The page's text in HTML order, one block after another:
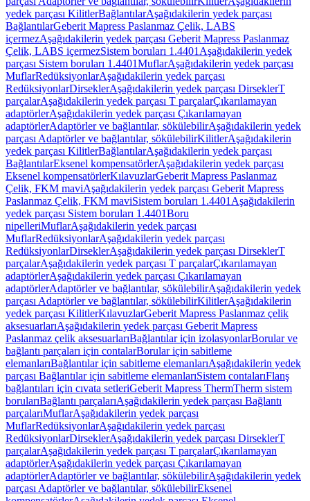
yedek parçası KilitlerBağlantılarAşağıdakilerin yedek parçası
BağlantılarGeberit Mapress Paslanmaz Çelik, LABS
içermezAşağıdakilerin yedek parçası Geberit Mapress Paslanmaz
Çelik, LABS içermezSistem boruları 1.4401 Aşağıdakilerin yedek
parçası Sistem boruları 1.4401MuflarAşağıdakilerin yedek parçası
MuflarRedüksiyonlarAşağıdakilerin yedek parçası
RedüksiyonlarDirseklerAşağıdakilerin yedek parçası DirseklerT
parçalarAşağıdakilerin yedek parçası T parçalarÇıkarılamayan
adaptörlerAşağıdakilerin yedek parçası Çıkarılamayan
adaptörlerAdaptörler ve bağlantılar, sökülebilirAşağıdakilerin yedek
parçası Adaptörler ve bağlantılar, sökülebilirKilitlerAşağıdakilerin
yedek parçası KilitlerBağlantılarAşağıdakilerin yedek parçası
BağlantılarEksenel kompensatörlerAşağıdakilerin yedek parçası
Eksenel kompensatörlerKılavuzlarGeberit Mapress Paslanmaz
Çelik, FKM maviAşağıdakilerin yedek parçası Geberit Mapress
Paslanmaz Çelik, FKM maviSistem boruları 1.4401 Aşağıdakilerin
yedek parçası Sistem boruları 1.4401Boru
nipelleriMuflarAşağıdakilerin yedek parçası
MuflarRedüksiyonlarAşağıdakilerin yedek parçası
RedüksiyonlarDirseklerAşağıdakilerin yedek parçası DirseklerT
parçalarAşağıdakilerin yedek parçası T parçalarÇıkarılamayan
adaptörlerAşağıdakilerin yedek parçası Çıkarılamayan
adaptörlerAdaptörler ve bağlantılar, sökülebilirAşağıdakilerin yedek
parçası Adaptörler ve bağlantılar, sökülebilirKilitlerAşağıdakilerin
yedek parçası KilitlerKılavuzlarGeberit Mapress Paslanmaz çelik
aksesuarlarıAşağıdakilerin yedek parçası Geberit Mapress
Paslanmaz çelik aksesuarlarıBağlantılar için izolasyonlarBorular ve
bağlantı parçaları için contalarBorular için sabitleme
elemanlarıBağlantılar için sabitleme elemanlarıAşağıdakilerin yedek
parçası Bağlantılar için sabitleme elemanlarıSistem contalarıFlanş
bağlantıları için cıvata setleriGeberit Mapress ThermTherm sistem
borularıBağlantı parçalarıAşağıdakilerin yedek parçası Bağlantı
parçalarıMuflarAşağıdakilerin yedek parçası
MuflarRedüksiyonlarAşağıdakilerin yedek parçası
RedüksiyonlarDirseklerAşağıdakilerin yedek parçası DirseklerT
parçalarAşağıdakilerin yedek parçası T parçalarÇıkarılamayan
adaptörlerAşağıdakilerin yedek parçası Çıkarılamayan
adaptörlerAdaptörler ve bağlantılar, sökülebilirAşağıdakilerin yedek
parçası Adaptörler ve bağlantılar, sökülebilirEksenel